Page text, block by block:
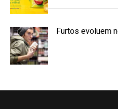
Furtos evoluem